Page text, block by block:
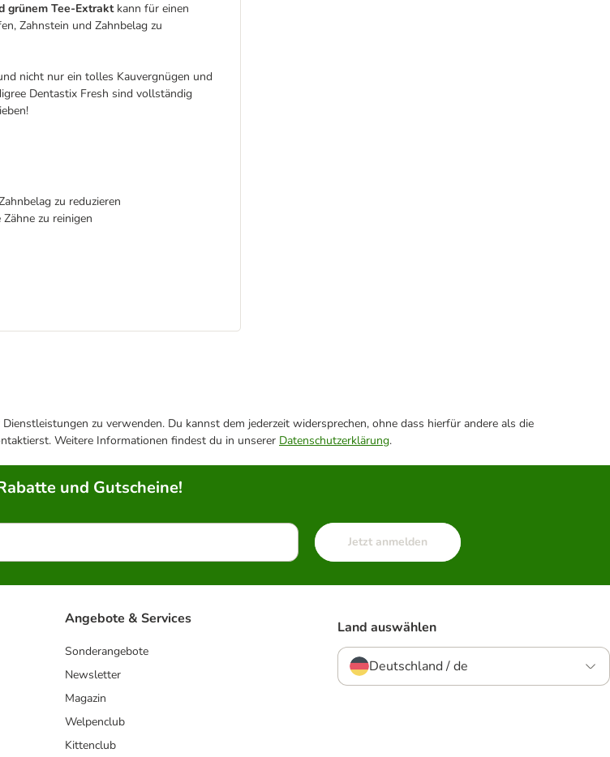
grünem Tee-Extraktkann für einen
Zahnstein und Zahnbelag zu
nicht nur ein tolles Kauvergnügen und
Dentastix Fresh sind vollständig
zu reduzieren
zu reinigen
zu verwenden. Du kannst dem jederzeit widersprechen, ohne dass hierfür andere als die
Weitere Informationen findest du in unserer Datenschutzerklärung.
und Gutscheine!
Jetzt anmelden
Angebote & Services
Sonderangebote
Newsletter
Magazin
Welpenclub
Kittenclub
Land auswählen
Deutschland / de